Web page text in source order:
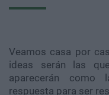
Veamos casa por
ideas serán las
aparecerán como
respuesta para ser